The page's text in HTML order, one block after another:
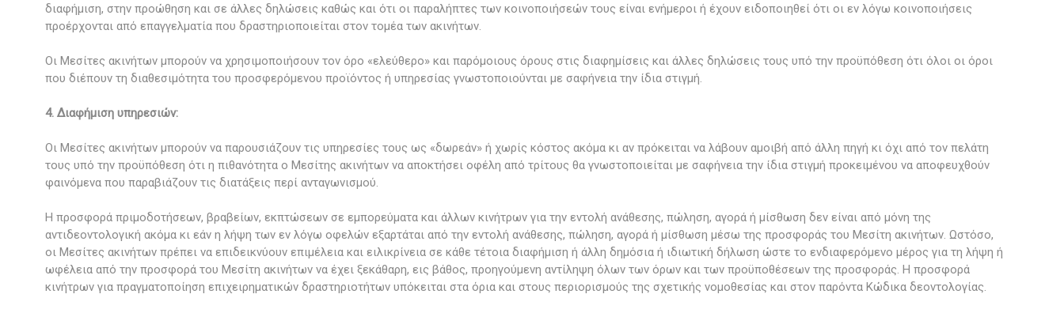
διαφήμιση, στην προώθηση και σε άλλες δηλώσεις καθώς και ότι οι παραλήπτες των κοινοποιήσεών τους είναι ενήμεροι ή έχουν ειδοποιηθεί ότι οι εν λόγω κοινοποιήσεις
προέρχονται από επαγγελματία που δραστηριοποιείται στον τομέα των ακινήτων.
Οι Μεσίτες ακινήτων μπορούν να χρησιμοποιήσουν τον όρο «ελεύθερο» και παρόμοιους όρους στις διαφημίσεις και άλλες δηλώσεις τους υπό την προϋπόθεση ότι όλοι οι όροι
που διέπουν τη διαθεσιμότητα του προσφερόμενου προϊόντος ή υπηρεσίας γνωστοποιούνται με σαφήνεια την ίδια στιγμή.
4. Διαφήμιση υπηρεσιών:
Οι Μεσίτες ακινήτων μπορούν να παρουσιάζουν τις υπηρεσίες τους ως «δωρεάν» ή χωρίς κόστος ακόμα κι αν πρόκειται να λάβουν αμοιβή από άλλη πηγή κι όχι από τον πελάτη
τους υπό την προϋπόθεση ότι η πιθανότητα ο Μεσίτης ακινήτων να αποκτήσει οφέλη από τρίτους θα γνωστοποιείται με σαφήνεια την ίδια στιγμή προκειμένου να αποφευχθούν
φαινόμενα που παραβιάζουν τις διατάξεις περί ανταγωνισμού.
Η προσφορά πριμοδοτήσεων, βραβείων, εκπτώσεων σε εμπορεύματα και άλλων κινήτρων για την εντολή ανάθεσης, πώληση, αγορά ή μίσθωση δεν είναι από μόνη της
αντιδεοντολογική ακόμα κι εάν η λήψη των εν λόγω οφελών εξαρτάται από την εντολή ανάθεσης, πώληση, αγορά ή μίσθωση μέσω της προσφοράς του Μεσίτη ακινήτων. Ωστόσο,
οι Μεσίτες ακινήτων πρέπει να επιδεικνύουν επιμέλεια και ειλικρίνεια σε κάθε τέτοια διαφήμιση ή άλλη δημόσια ή ιδιωτική δήλωση ώστε το ενδιαφερόμενο μέρος για τη λήψη ή
ωφέλεια από την προσφορά του Μεσίτη ακινήτων να έχει ξεκάθαρη, εις βάθος, προηγούμενη αντίληψη όλων των όρων και των προϋποθέσεων της προσφοράς. Η προσφορά
κινήτρων για πραγματοποίηση επιχειρηματικών δραστηριοτήτων υπόκειται στα όρια και στους περιορισμούς της σχετικής νομοθεσίας και στον παρόντα Κώδικα δεοντολογίας.